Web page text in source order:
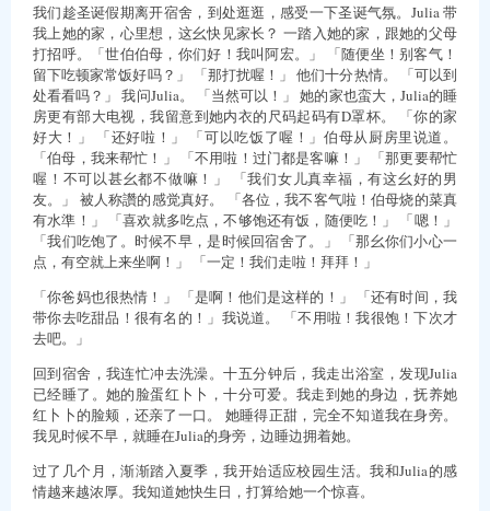
我们趁圣诞假期离开宿舍，到处逛逛，感受一下圣诞气氛。Julia 带
我上她的家，心里想，这幺快见家长？ 一踏入她的家，跟她的父母
打招呼。「世伯伯母，你们好！我叫阿宏。」 「随便坐！别客气！
留下吃顿家常饭好吗？」 「那打扰喔！」 他们十分热情。 「可以到
处看看吗？」 我问Julia。 「当然可以！」 她的家也蛮大，Julia的睡
房更有部大电视，我留意到她内衣的尺码起码有D罩杯。 「你的家
好大！」 「还好啦！」 「可以吃饭了喔！」伯母从厨房里说道。
「伯母，我来帮忙！」 「不用啦！过门都是客嘛！」 「那更要帮忙
喔！不可以甚幺都不做嘛！」 「我们女儿真幸福，有这幺好的男
友。」 被人称讚的感觉真好。 「各位，我不客气啦！伯母烧的菜真
有水準！」 「喜欢就多吃点，不够饱还有饭，随便吃！」 「嗯！」
「我们吃饱了。时候不早，是时候回宿舍了。」 「那幺你们小心一
点，有空就上来坐啊！」 「一定！我们走啦！拜拜！」
「你爸妈也很热情！」 「是啊！他们是这样的！」 「还有时间，我
带你去吃甜品！很有名的！」我说道。 「不用啦！我很饱！下次才
去吧。」
回到宿舍，我连忙冲去洗澡。十五分钟后，我走出浴室，发现Julia
已经睡了。她的脸蛋红卜卜，十分可爱。我走到她的身边，抚养她
红卜卜的脸颊，还亲了一口。 她睡得正甜，完全不知道我在身旁。
我见时候不早，就睡在Julia的身旁，边睡边拥着她。
过了几个月，渐渐踏入夏季，我开始适应校园生活。我和Julia的感
情越来越浓厚。我知道她快生日，打算给她一个惊喜。